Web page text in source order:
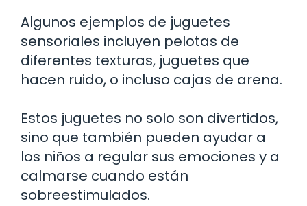
Algunos ejemplos de juguetes
sensoriales incluyen pelotas de
diferentes texturas, juguetes que
hacen ruido, o incluso cajas de arena.
Estos juguetes no solo son divertidos,
sino que también pueden ayudar a
los niños a regular sus emociones y a
calmarse cuando están
sobreestimulados.